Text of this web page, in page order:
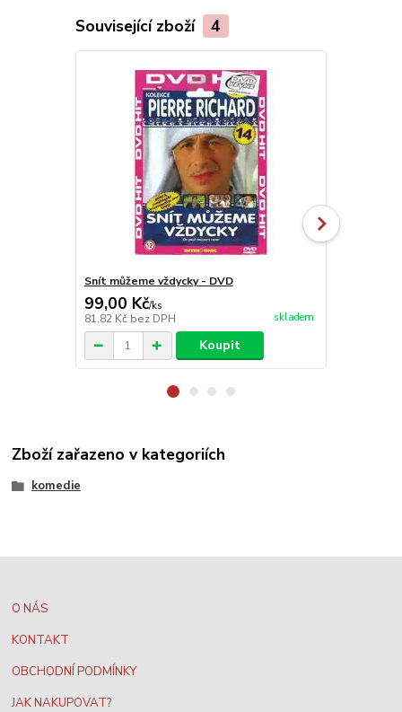
Související zboží 4
Snít můžeme vždycky - DVD
99,00 Kč/ks
81,82 Kč bez DPH skladem
Koupit
Zboží zařazeno v kategoriích
komedie
O NÁS
KONTAKT
OBCHODNÍ PODMÍNKY
JAK NAKUPOVAT?